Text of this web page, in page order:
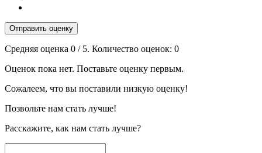
Отправить оценку
Средняя оценка 0 / 5. Количество оценок: 0
Оценок пока нет. Поставьте оценку первым.
Сожалеем, что вы поставили низкую оценку!
Позвольте нам стать лучше!
Расскажите, как нам стать лучше?